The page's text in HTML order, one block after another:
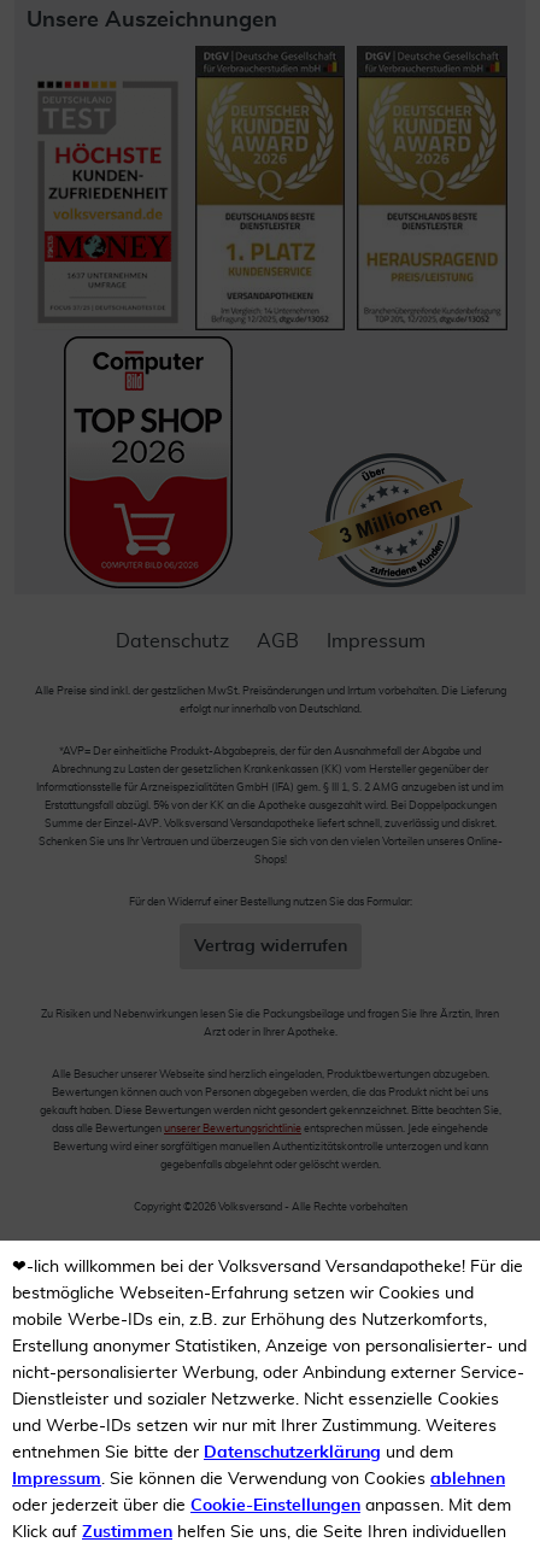
Unsere Auszeichnungen
Datenschutz AGB Impressum
Alle Preise sind inkl. der gestzlichen MwSt. Preisänderungen und Irrtum vorbehalten. Die Lieferung
erfolgt nur innerhalb von Deutschland.
*AVP= Der einheitliche Produkt-Abgabepreis, der für den Ausnahmefall der Abgabe und
Abrechnung zu Lasten der gesetzlichen Krankenkassen (KK) vom Hersteller gegenüber der
Informationsstelle für Arzneispezialitäten GmbH (IFA) gem. § III 1, S. 2 AMG anzugeben ist und im
Erstattungsfall abzügl. 5% von der KK an die Apotheke ausgezahlt wird. Bei Doppelpackungen
Summe der Einzel-AVP. Volksversand Versandapotheke liefert schnell, zuverlässig und diskret.
Schenken Sie uns Ihr Vertrauen und überzeugen Sie sich von den vielen Vorteilen unseres Online-
Shops!
Für den Widerruf einer Bestellung nutzen Sie das Formular:
Vertrag widerrufen
Zu Risiken und Nebenwirkungen lesen Sie die Packungsbeilage und fragen Sie Ihre Ärztin, Ihren
Arzt oder in Ihrer Apotheke.
Alle Besucher unserer Webseite sind herzlich eingeladen, Produktbewertungen abzugeben.
Bewertungen können auch von Personen abgegeben werden, die das Produkt nicht bei uns
gekauft haben. Diese Bewertungen werden nicht gesondert gekennzeichnet. Bitte beachten Sie,
dass alle Bewertungen unserer Bewertungsrichtlinie entsprechen müssen. Jede eingehende
Bewertung wird einer sorgfältigen manuellen Authentizitätskontrolle unterzogen und kann
gegebenfalls abgelehnt oder gelöscht werden.
Copyright ©2026 Volksversand - Alle Rechte vorbehalten
❤-lich willkommen bei der Volksversand Versandapotheke! Für die
bestmögliche Webseiten-Erfahrung setzen wir Cookies und
mobile Werbe-IDs ein, z.B. zur Erhöhung des Nutzerkomforts,
Erstellung anonymer Statistiken, Anzeige von personalisierter- und
nicht-personalisierter Werbung, oder Anbindung externer Service-
Dienstleister und sozialer Netzwerke. Nicht essenzielle Cookies
und Werbe-IDs setzen wir nur mit Ihrer Zustimmung. Weiteres
entnehmen Sie bitte der Datenschutzerklärung und dem
Impressum. Sie können die Verwendung von Cookies ablehnen
oder jederzeit über die Cookie-Einstellungen anpassen. Mit dem
Klick auf Zustimmen helfen Sie uns, die Seite Ihren individuellen